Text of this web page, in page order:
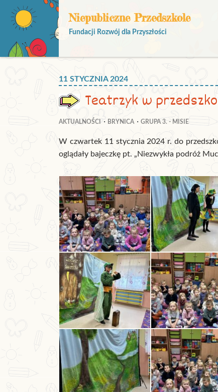
Niepubliczne Przedszkole
Fundacji Rozwój dla Przyszłości
11 STYCZNIA 2024
Teatrzyk w
AKTUALNOŚCI BRYNICA GRUPA 3. - MISIE
W czwartek 11 stycznia 2024 r. do
oglądały bajeczkę pt. „Niezwykła podróż